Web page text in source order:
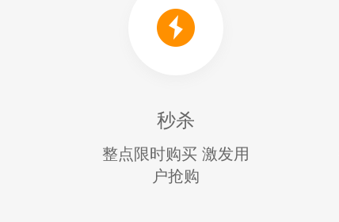
秒杀
整点限时购买 激发用
户抢购